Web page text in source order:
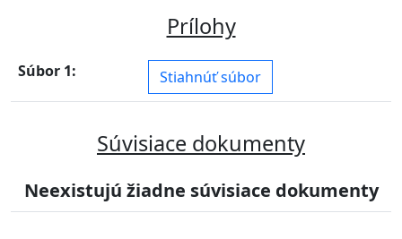
Prílohy
Súbor 1: Stiahnúť súbor
Súvisiace dokumenty
Neexistujú žiadne súvisiace dokumenty